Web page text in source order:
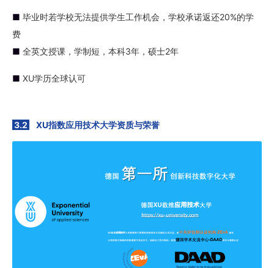
■ 毕业时若学校无法提供学生工作机会，学校承诺返还20%的学
费
■ 全英文授课，学制短，本科3年，硕士2年
■ XU学历全球认可
3.2 XU指数应用技术大学资质与荣誉